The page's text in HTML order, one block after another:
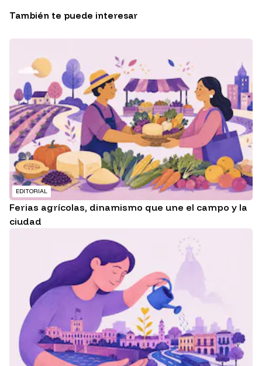
También te puede interesar
EDITORIAL
Ferias agrícolas, dinamismo que une el campo y la
ciudad